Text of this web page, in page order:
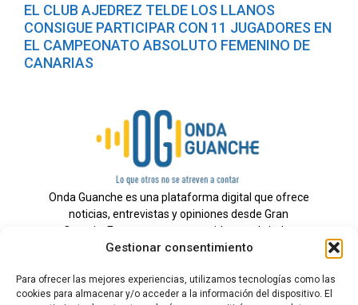
Gestionar consentimiento
Para ofrecer las mejores experiencias, utilizamos tecnologías como las
cookies para almacenar y/o acceder a la información del dispositivo. El
EL CLUB AJEDREZ TELDE LOS LLANOS
CONSIGUE PARTICIPAR CON 11 JUGADORES EN
EL CAMPEONATO ABSOLUTO FEMENINO DE
CANARIAS
Onda Guanche es una plataforma digital que ofrece
noticias, entrevistas y opiniones desde Gran
Canaria. Estamos comprometidos con brindar
información veraz y un periodismo independiente a